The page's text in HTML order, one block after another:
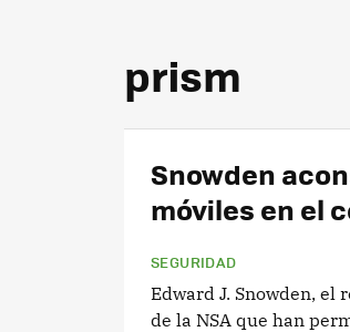
prism
Snowden
móviles en el
SEGURIDAD
Edward J. Snowden, el
de la NSA que han